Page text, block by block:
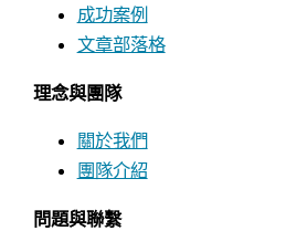
成功案例
文章部落格
理念與團隊
關於我們
團隊介紹
問題與聯繫